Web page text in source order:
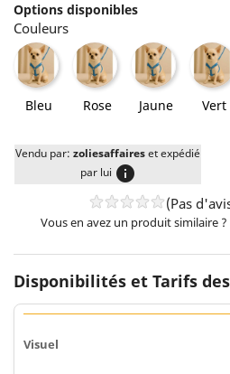
Options disponibles
Couleurs
Bleu
Bleu
Rose
Rose
Jaune
Jaune Vert
Vendu par: zoliesaffaireset expédié
par lui info
(Pas
Vous en avez un produit similaire ?
Disponibilités et Tarifs